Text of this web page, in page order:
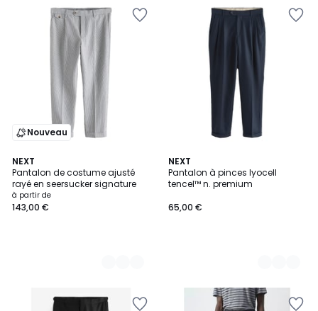
Nouveau
NEXT
Pantalon de costume ajusté
rayé en seersucker signature
à partir de
143,00 €
2
Couleurs
NEXT
Pantalon à pinces lyocell
tencel™ n. premium
65,00 €
2
Couleurs